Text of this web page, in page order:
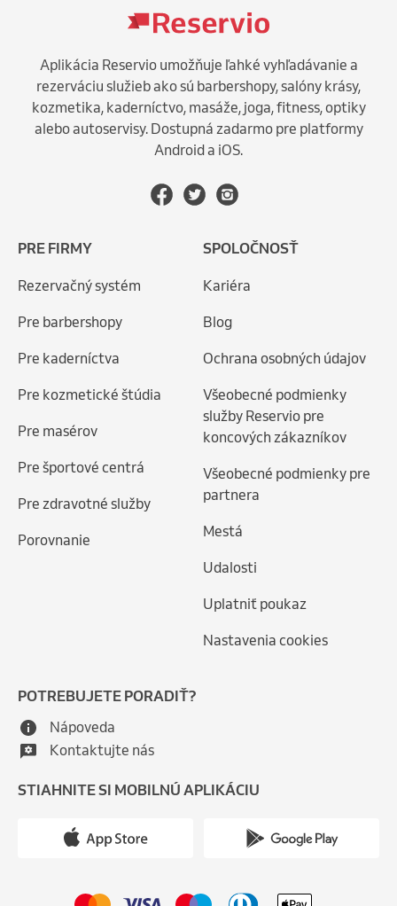
Aplikácia Reservio umožňuje ľahké vyhľadávanie a
rezerváciu služieb ako sú barbershopy, salóny krásy,
kozmetika, kaderníctvo, masáže, joga, fitness, optiky
alebo autoservisy. Dostupná zadarmo pre platformy
Android a iOS.
PRE FIRMY
Rezervačný systém
Pre barbershopy
Pre kaderníctva
Pre kozmetické štúdia
Pre masérov
Pre športové centrá
Pre zdravotné služby
Porovnanie
SPOLOČNOSŤ
Kariéra
Blog
Ochrana osobných údajov
Všeobecné podmienky
služby Reservio pre
koncových zákazníkov
Všeobecné podmienky pre
partnera
Mestá
Udalosti
Uplatniť poukaz
Nastavenia cookies
POTREBUJETE PORADIŤ?
Nápoveda
Kontaktujte nás
STIAHNITE SI MOBILNÚ APLIKÁCIU